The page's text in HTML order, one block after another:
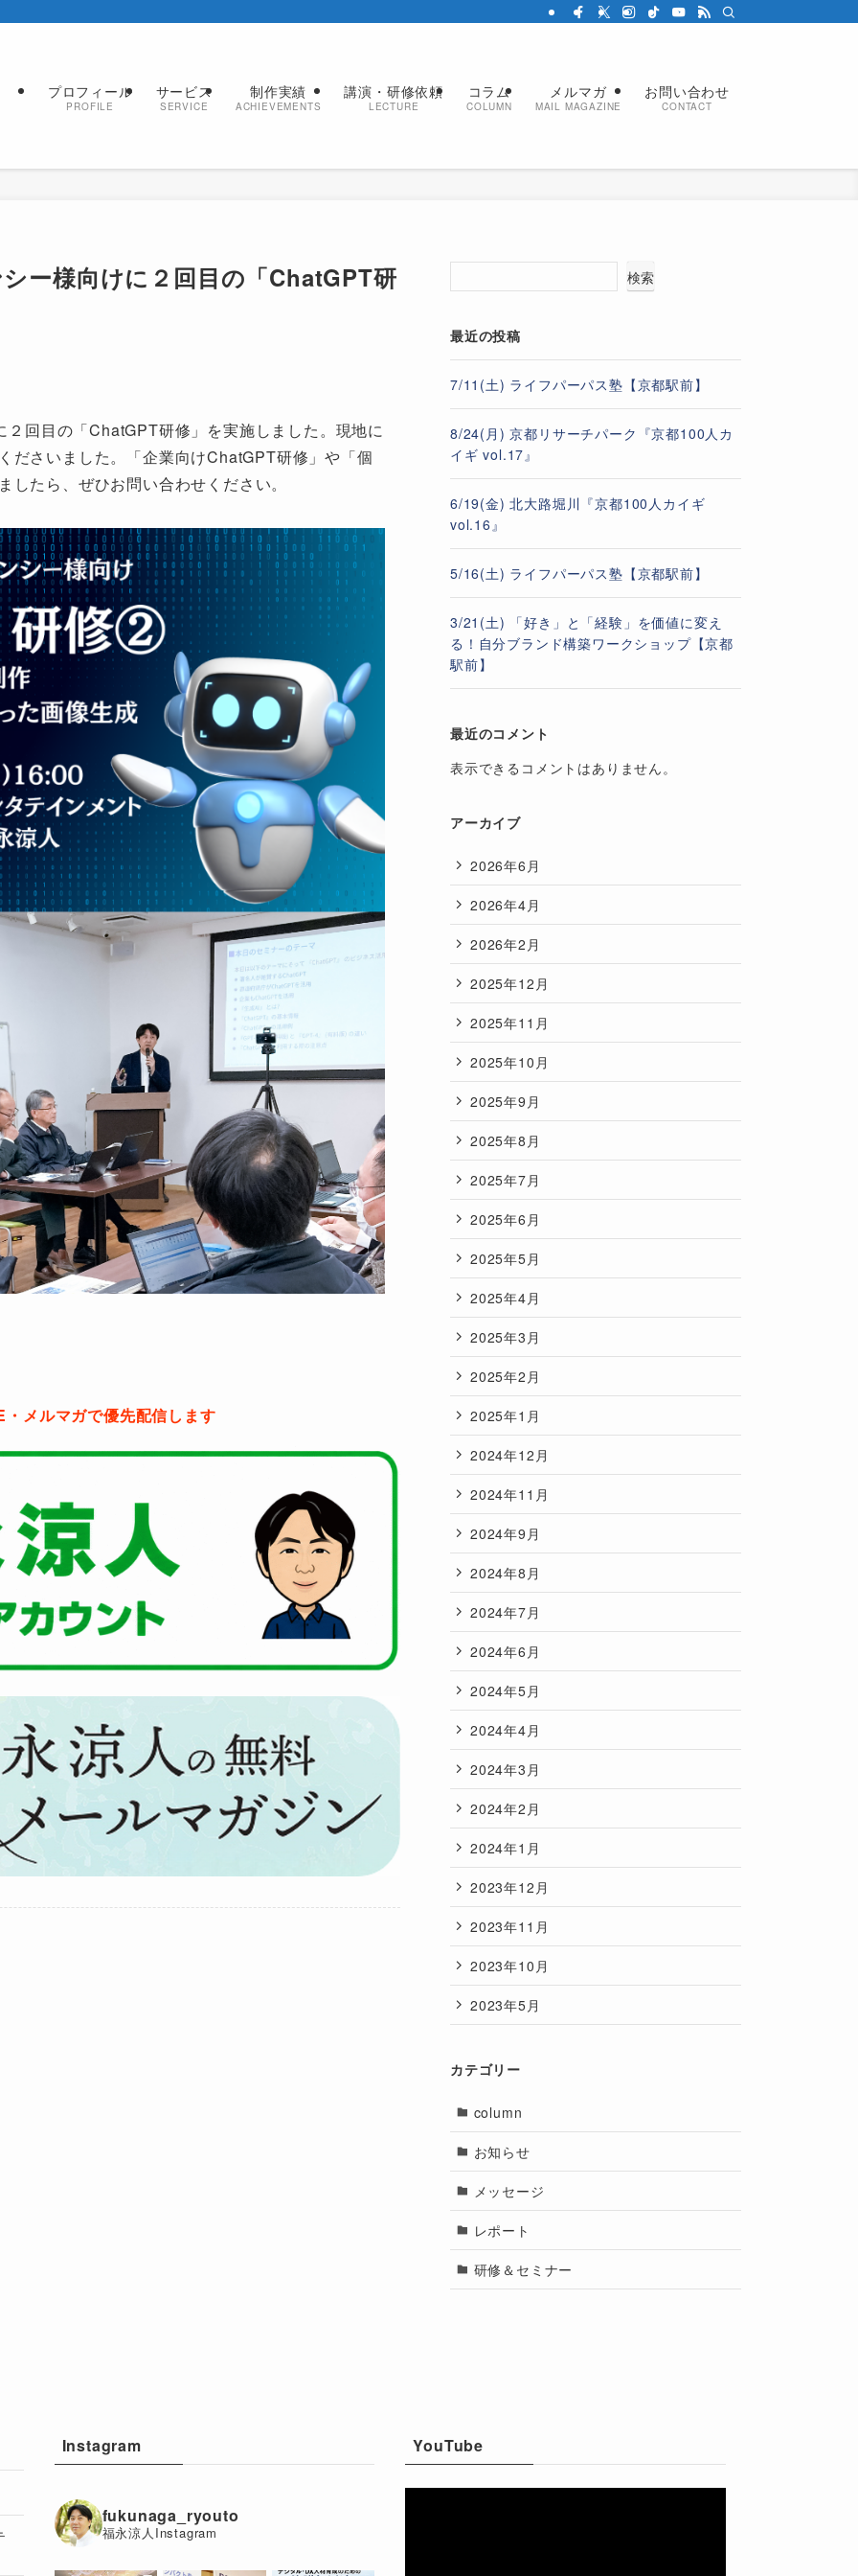
プロフィール
PROFILE
サービス
SERVICE
制作実績
ACHIEVEMENTS
講演・研修依頼
LECTURE
コラム
COLUMN
メルマガ
MAIL MAGAZINE
お問い合わせ
CONTACT
ー様向けに２回目の「ChatGPT研
回目の「ChatGPT研修」を実施しました。現地に
ださいました。「企業向けChatGPT研修」や「個
たら、ぜひお問い合わせください。
メルマガで優先配信します
検索
最近の投稿
7/11(土) ライフパーパス塾【京都駅前】
8/24(月) 京都リサーチパーク『京都100人カ
イギ vol.17』
6/19(金) 北大路堀川『京都100人カイギ
vol.16』
5/16(土) ライフパーパス塾【京都駅前】
3/21(土) 「好き」と「経験」を価値に変え
る！自分ブランド構築ワークショップ【京都
駅前】
最近のコメント
表示できるコメントはありません。
アーカイブ
2026年6月
2026年4月
2026年2月
2025年12月
2025年11月
2025年10月
2025年9月
2025年8月
2025年7月
2025年6月
2025年5月
2025年4月
2025年3月
2025年2月
2025年1月
2024年12月
2024年11月
2024年9月
2024年8月
2024年7月
2024年6月
2024年5月
2024年4月
2024年3月
2024年2月
2024年1月
2023年12月
2023年11月
2023年10月
2023年5月
カテゴリー
column
お知らせ
メッセージ
レポート
研修＆セミナー
Instagram
fukunaga_ryouto
福永涼人Instagram
YouTube